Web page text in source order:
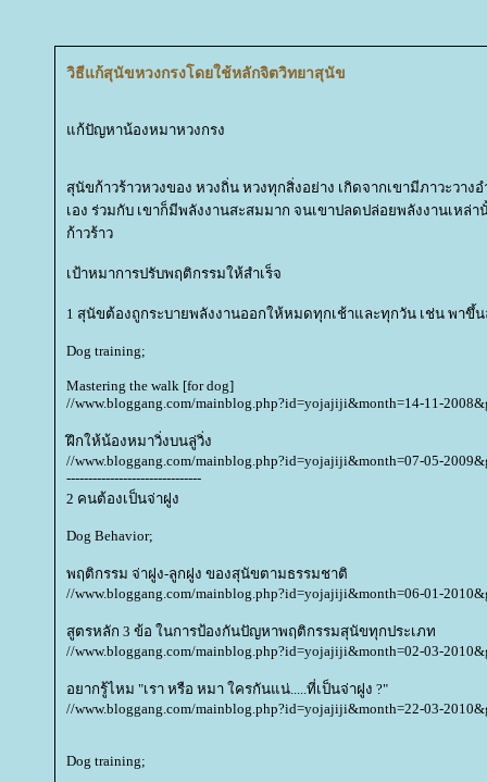
วิธีแก้สุนัขหวงกรงโดยใช้หลักจิตวิทยาสุนัข
ก้ปัญหาน้องหมาหวงกรง
สุนัขก้าวร้าวหวงของ หวงถิ่น หวงทุกสิ่งอย่าง เกิดจากเขามีภาวะวาง
เอง ร่วมกับ เขาก็มีพลังงานสะสมมาก จนเขาปลดปล่อยพลังงานเหล่
ก้าวร้าว
เป้าหมาการปรับพฤติกรรมให้สำเร็จ
1 สุนัขต้องถูกระบายพลังงานออกให้หมดทุกเช้าและทุกวัน เช่น พาขึ้
Dog training;
Mastering the walk [for dog]
//www.bloggang.com/mainblog.php?id=yojajiji&month=14-11-
ฝึกให้น้องหมาวิ่งบนลู่วิ่ง
//www.bloggang.com/mainblog.php?id=yojajiji&month=07-05-
-------------------------------
2 คนต้องเป็นจ่าฝูง
Dog Behavior;
พฤติกรรม จ่าฝูง-ลูกฝูง ของสุนัขตามธรรมชาติ
//www.bloggang.com/mainblog.php?id=yojajiji&month=06-01-
สูตรหลัก 3 ข้อ ในการป้องกันปัญหาพฤติกรรมสุนัขทุกประเภท
//www.bloggang.com/mainblog.php?id=yojajiji&month=02-03-
อยากรู้ไหม "เรา หรือ หมา ใครกันแน่.....ที่เป็นจ่าฝูง ?"
//www.bloggang.com/mainblog.php?id=yojajiji&month=22-03-
Dog training;